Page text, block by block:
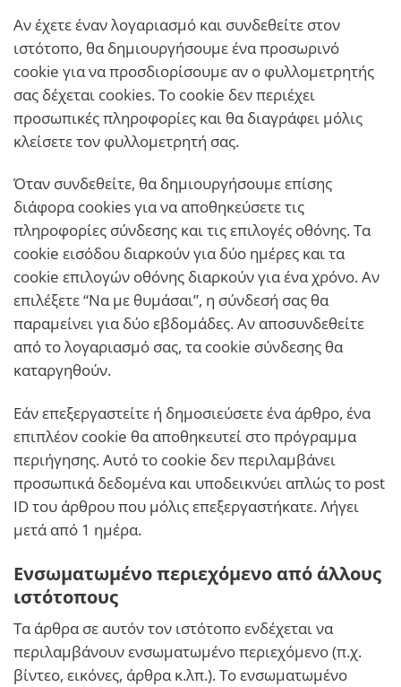
Αν έχετε έναν λογαριασμό και συνδεθείτε στον
ιστότοπο, θα δημιουργήσουμε ένα προσωρινό
cookie για να προσδιορίσουμε αν ο φυλλομετρητής
σας δέχεται cookies. Το cookie δεν περιέχει
προσωπικές πληροφορίες και θα διαγράφει μόλις
κλείσετε τον φυλλομετρητή σας.
Όταν συνδεθείτε, θα δημιουργήσουμε επίσης
διάφορα cookies για να αποθηκεύσετε τις
πληροφορίες σύνδεσης και τις επιλογές οθόνης. Τα
cookie εισόδου διαρκούν για δύο ημέρες και τα
cookie επιλογών οθόνης διαρκούν για ένα χρόνο. Αν
επιλέξετε “Να με θυμάσαι”, η σύνδεσή σας θα
παραμείνει για δύο εβδομάδες. Αν αποσυνδεθείτε
από το λογαριασμό σας, τα cookie σύνδεσης θα
καταργηθούν.
Εάν επεξεργαστείτε ή δημοσιεύσετε ένα άρθρο, ένα
επιπλέον cookie θα αποθηκευτεί στο πρόγραμμα
περιήγησης. Αυτό το cookie δεν περιλαμβάνει
προσωπικά δεδομένα και υποδεικνύει απλώς το post
ID του άρθρου που μόλις επεξεργαστήκατε. Λήγει
μετά από 1 ημέρα.
Ενσωματωμένο περιεχόμενο από άλλους
ιστότοπους
Τα άρθρα σε αυτόν τον ιστότοπο ενδέχεται να
περιλαμβάνουν ενσωματωμένο περιεχόμενο (π.χ.
βίντεο, εικόνες, άρθρα κ.λπ.). Το ενσωματωμένο